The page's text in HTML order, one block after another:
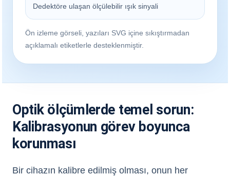
Dedektöre ulaşan ölçülebilir ışık sinyali
Ön izleme görseli, yazıları SVG içine sıkıştırmadan
açıklamalı etiketlerle desteklenmiştir.
Optik ölçümlerde temel sorun:
Kalibrasyonun görev boyunca
korunması
Bir cihazın kalibre edilmiş olması, onun her